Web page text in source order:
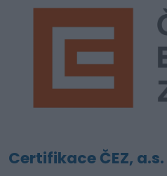
Certifikace ČEZ, a.s.